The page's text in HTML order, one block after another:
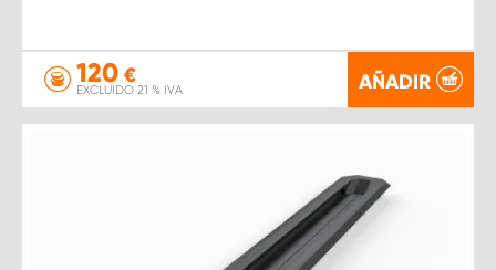
120 €
EXCLUIDO 21 % IVA AÑADIR